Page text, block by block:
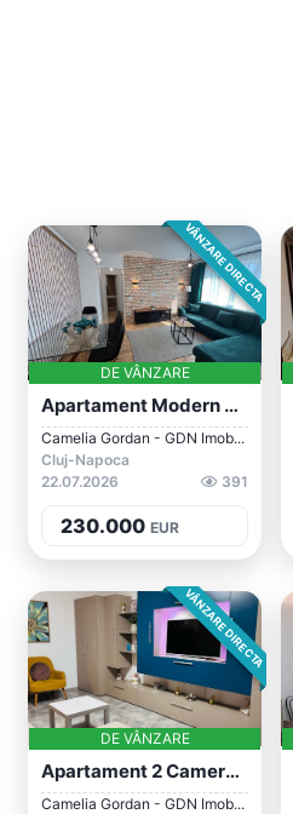
VÂNZARE DIRECTA
DE VÂNZARE
Apartament Modern Cu 3 Camere, 60 Mp, Zo...
Camelia Gordan - GDN Imob...
Cluj-Napoca
22.07.2026
391
230.000 EUR
VÂNZARE DIRECTA
DE VÂNZARE
Apartament 2 Camere, 50 Mp, Zona Expo Tr...
Camelia Gordan - GDN Imob...